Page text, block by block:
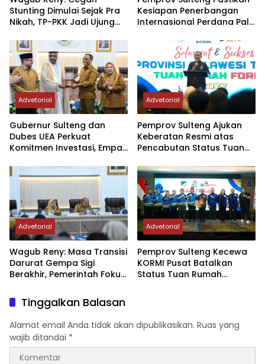
Stunting Dimulai Sejak Pra
Nikah, TP-PKK Jadi Ujung
Kesiapan Penerbangan
Internasional Perdana Palu
Advetorial
Gubernur Sulteng dan
Dubes UEA Perkuat
Komitmen Investasi, Empat
Advetorial
Pemprov Sulteng Ajukan
Keberatan Resmi atas
Pencabutan Status Tuan
2027
Advetorial
Wagub Reny: Masa Transisi
Darurat Gempa Sigi
Berakhir, Pemerintah Fokus
Advetorial
Pemprov Sulteng Kecewa
KORMI Pusat Batalkan
Status Tuan Rumah
Tinggalkan Balasan
Alamat email Anda tidak akan dipublikasikan. Ruas yang
wajib ditandai *